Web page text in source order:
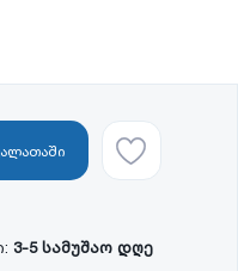
3-5 სამუშაო დღე